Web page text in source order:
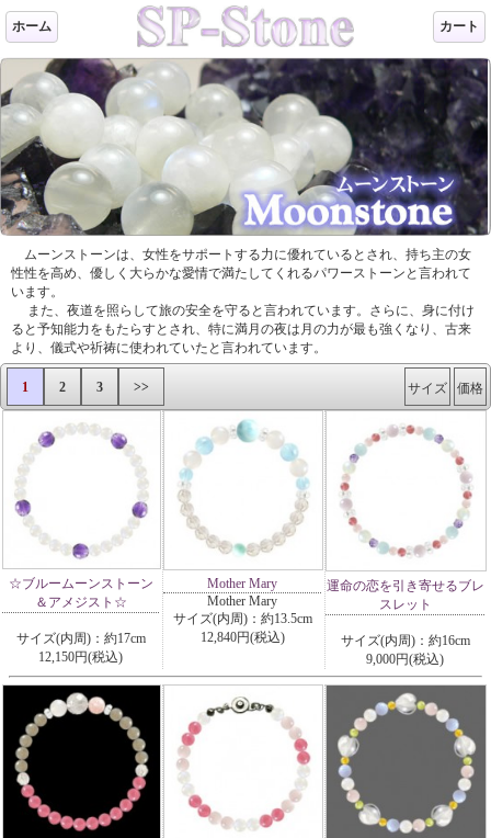
ホーム カート
ムーンストーンは、女性をサポートする力に優れているとされ、持ち主の女
性性を高め、優しく大らかな愛情で満たしてくれるパワーストーンと言われて
います。
また、夜道を照らして旅の安全を守ると言われています。さらに、身に付け
ると予知能力をもたらすとされ、特に満月の夜は月の力が最も強くなり、古来
より、儀式や祈祷に使われていたと言われています。
1 2 3 >> 価格
サイズ
☆ブルームーンストーン
＆アメジスト☆
サイズ(内周)：約17cm
12,150円(税込)
Mother Mary
Mother Mary
サイズ(内周)：約13.5cm
12,840円(税込)
運命の恋を引き寄せるブレ
スレット
サイズ(内周)：約16cm
9,000円(税込)